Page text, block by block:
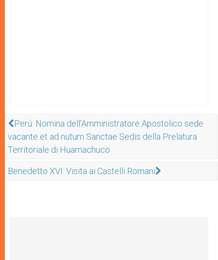
Perú: Nomina dell’Amministratore Apostolico sede
vacante et ad nutum Sanctae Sedis della Prelatura
Territoriale di Huamachuco
Benedetto XVI: Visita ai Castelli Romani